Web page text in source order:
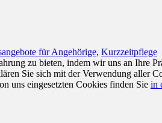
für Angehörige, Kurzzeitpflege
zu bieten, indem wir uns an Ihre
Sie sich mit der Verwendung aller
uns eingesetzten Cookies finden Sie in